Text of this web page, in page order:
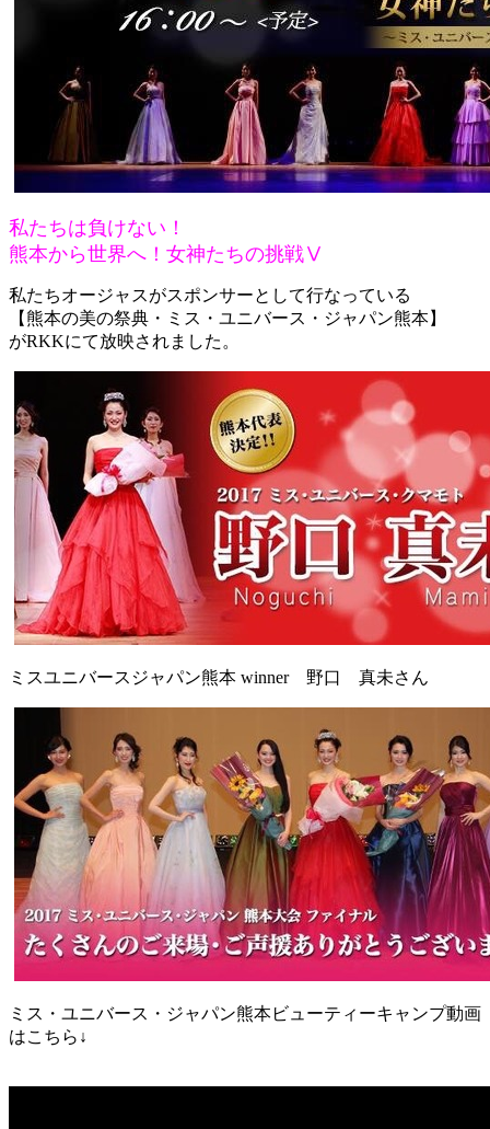
私たちは負けない！
熊本から世界へ！女神たちの挑戦Ⅴ
私たちオージャスがスポンサーとして行なっている
【熊本の美の祭典・ミス・ユニバース・ジャパン熊本】
がRKKにて放映されました。
ミスユニバースジャパン熊本 winner 野口 真未さん
ミス・ユニバース・ジャパン熊本ビューティーキャンプ動画
はこちら↓